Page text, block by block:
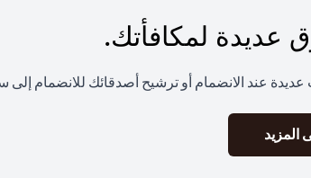
عديدة لمكافأتك.
عديدة عند الانضمام أو ترشيح أصدقائك للانضمام إلى